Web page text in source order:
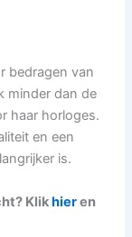
bedragen van
minder dan de
haar horloges.
en een
is.
Klikhieren